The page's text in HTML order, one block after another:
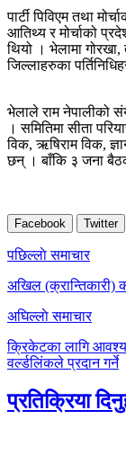
पार्टी पिविएम तथा
आतिथ्य र मोर्चाको
थियो । भेलामा
जिल्लाहरुका
भेलाले राम नेपालीको
। समितिमा सीता
विक, ऋषिराम विक,
छन् । बाँकि ३ जना
Facebook Twitter
Post
navigation
पछिल्लाे समाचार
अखिल (क्रान्तिकारी)
अघिल्लाे समाचार
क्रिकेटका लागि
वर्ल्डलिंकले प्रदान गर्ने
प्रतिक्रिया